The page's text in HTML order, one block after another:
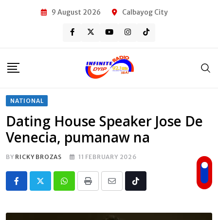
9 August 2026 Calbayog City
NATIONAL
Dating House Speaker Jose De
Venecia, pumanaw na
BY RICKY BROZAS 11 FEBRUARY 2026
Whatsapp
Print
Share
Email
Tiktok